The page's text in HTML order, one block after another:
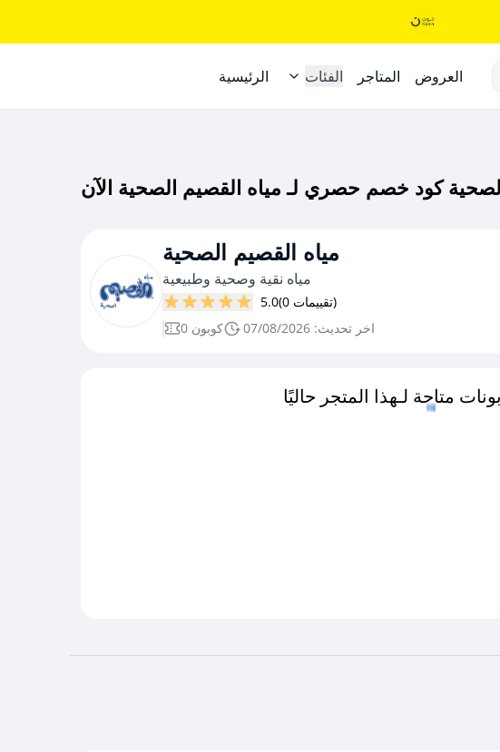
الرئيسية الفئات المتاجر العروض
مياه القصيم الصحية
مياه نقية وصحية وطبيعية
5.0
(0 تقييمات)
0 كوبون
اخر تحديث: 07/08/2026